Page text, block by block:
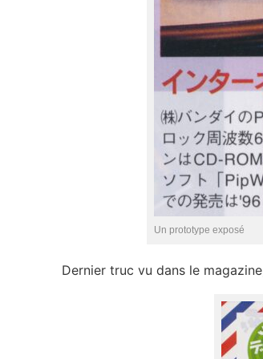
Un prototype exposé
Dernier truc vu dans le